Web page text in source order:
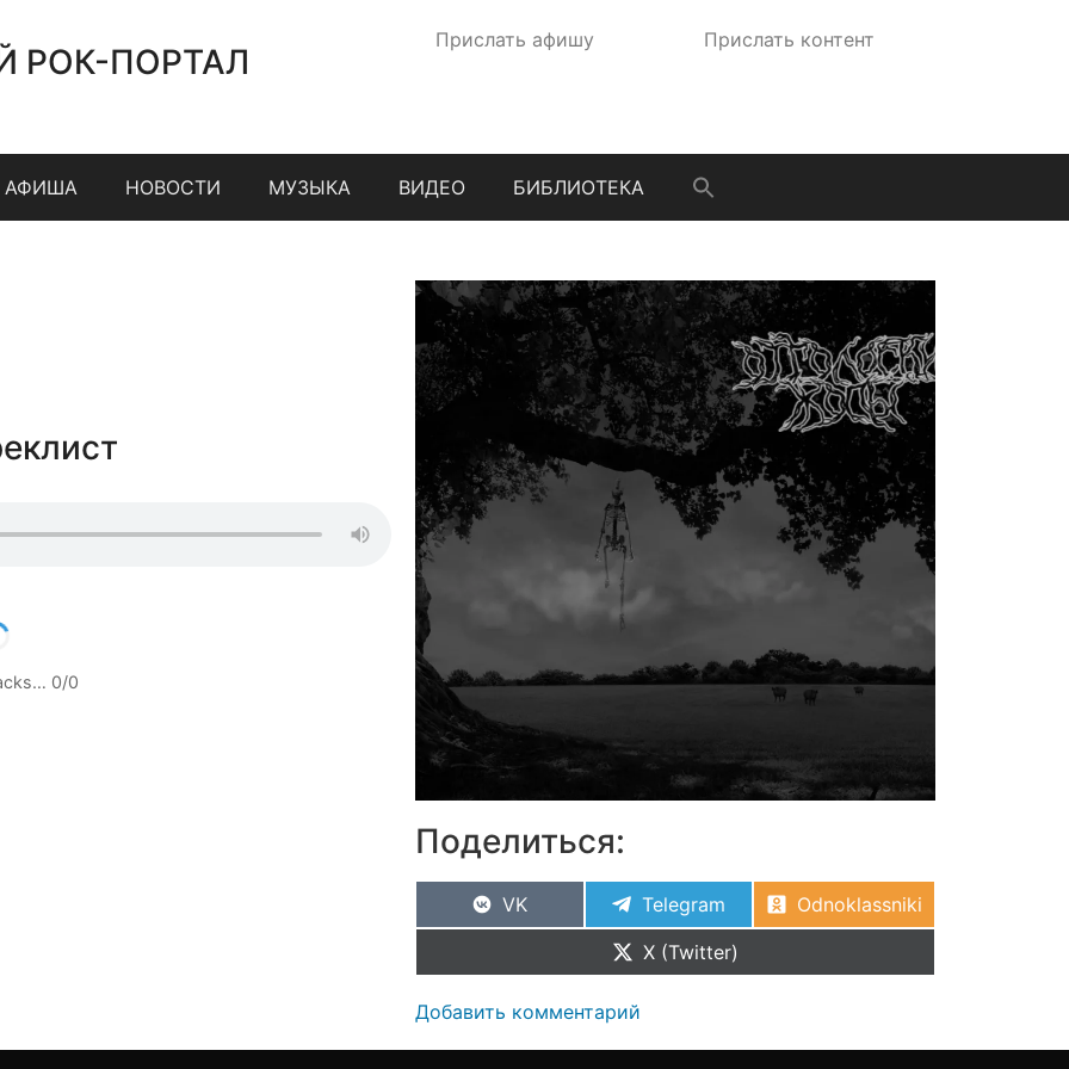
РОК-ПОРТАЛ
Прислать афишу Прислать контент
АФИША НОВОСТИ МУЗЫКА ВИДЕО БИБЛИОТЕКА
0/0
Поделиться:
VK Telegram
Odnoklassniki
X (Twitter)
Добавить комментарий